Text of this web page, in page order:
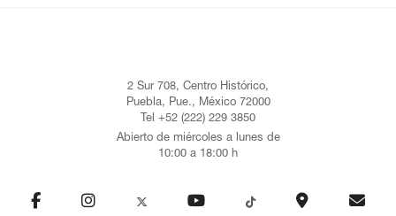
2 Sur 708, Centro Histórico,
Puebla, Pue., México 72000
Tel +52 (222) 229 3850
Abierto de miércoles a lunes de
10:00 a 18:00 h